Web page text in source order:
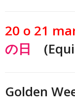
20 o 21
の日
Golden